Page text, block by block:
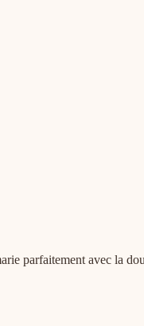
parfaitement avec la